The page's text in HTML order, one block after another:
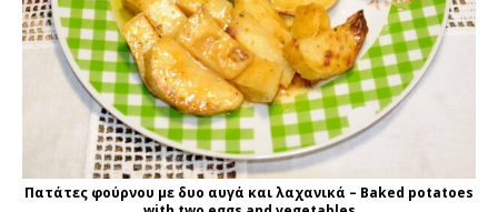
Πατάτες φούρνου με δυο αυγά και λαχανικά – Baked potatoes